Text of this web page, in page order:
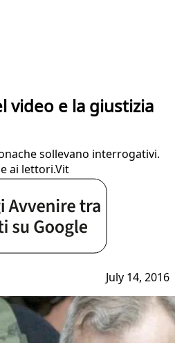
video e la giustizia
sollevano interrogativi.
ai lettori.Vit
July 14, 2016